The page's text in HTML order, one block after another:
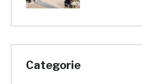
Categorie